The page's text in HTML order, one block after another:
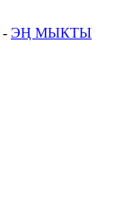
- ЭҢ МЫКТЫ